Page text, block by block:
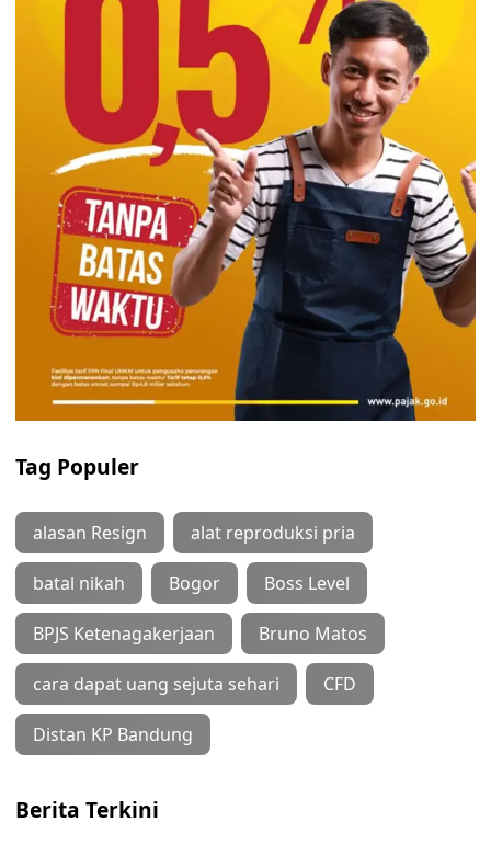
Tag Populer
alasan Resign alat reproduksi pria
batal nikah Bogor Boss Level
BPJS Ketenagakerjaan Bruno Matos
cara dapat uang sejuta sehari CFD
Distan KP Bandung
Berita Terkini